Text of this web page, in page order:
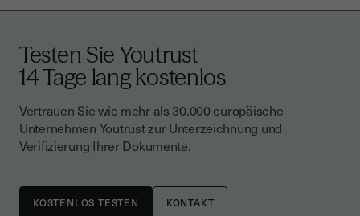
Testen Sie Youtrust
14 Tage lang kostenlos
Vertrauen Sie wie mehr als 30.000 europäische
Unternehmen Youtrust zur Unterzeichnung und
Verifizierung Ihrer Dokumente.
KONTAKT